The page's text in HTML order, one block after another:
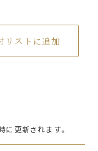
リストに追加
に更新されます。